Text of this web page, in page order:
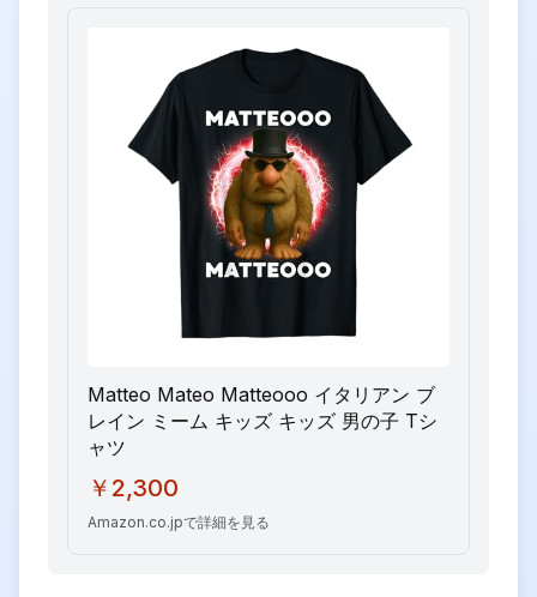
Matteo Mateo Matteooo イタリアン ブ
レイン ミーム キッズ キッズ 男の子 Tシ
ャツ
￥2,300
Amazon.co.jpで詳細を見る